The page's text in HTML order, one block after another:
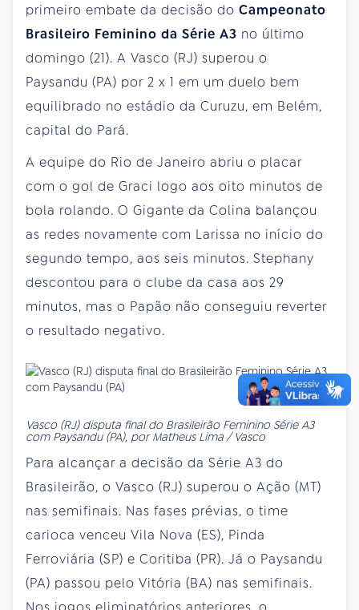
primeiro embate da decisão do Campeonato
Brasileiro Feminino da Série A3 no último
domingo (21). A Vasco (RJ) superou o
Paysandu (PA) por 2 x 1 em um duelo bem
equilibrado no estádio da Curuzu, em Belém,
capital do Pará.
A equipe do Rio de Janeiro abriu o placar
com o gol de Graci logo aos oito minutos de
bola rolando. O Gigante da Colina balançou
as redes novamente com Larissa no início do
segundo tempo, aos seis minutos. Stephany
descontou para o clube da casa aos 29
minutos, mas o Papão não conseguiu reverter
o resultado negativo.
Vasco (RJ) disputa final do Brasileirão Feminino Série A3
com Paysandu (PA), por Matheus Lima / Vasco
Para alcançar a decisão da Série A3 do
Brasileirão, o Vasco (RJ) superou o Ação (MT)
nas semifinais. Nas fases prévias, o time
carioca venceu Vila Nova (ES), Pinda
Ferroviária (SP) e Coritiba (PR). Já o Paysandu
(PA) passou pelo Vitória (BA) nas semifinais.